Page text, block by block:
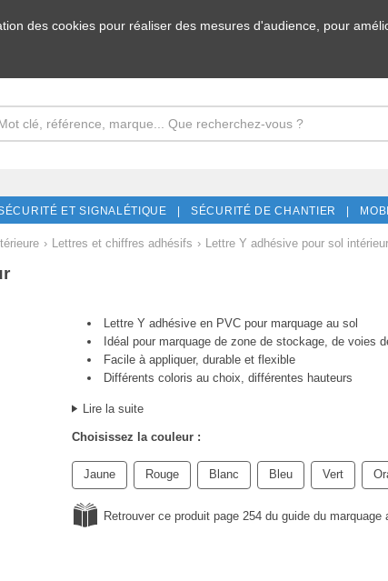
des cookies pour réaliser des mesures d'audience, pour
ET SIGNALÉTIQUE | SÉCURITÉ DE CHANTIER |
› Lettres et chiffres adhésifs › Lettre Y adhésive pour sol intérieur
Lettre Y adhésive en PVC pour marquage au sol
Idéal pour marquage de zone de stockage, de voies
Facile à appliquer, durable et flexible
Différents coloris au choix, différentes hauteurs
Lire la suite
Choisissez la couleur :
Jaune Rouge Blanc Bleu Vert
Retrouver ce produit page 254 du guide du marquage